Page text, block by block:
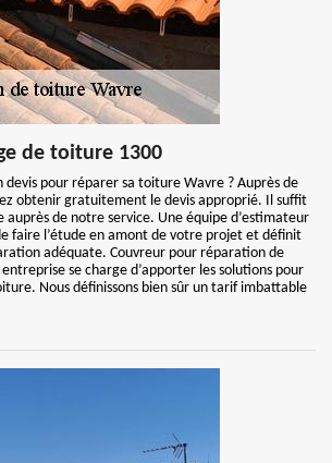
de toiture 1300
devis pour réparer sa toiture Wavre ? Auprès de
obtenir gratuitement le devis approprié. Il suffit
de notre service. Une équipe d’estimateur
faire l’étude en amont de votre projet et définit
adéquate. Couvreur pour réparation de
se charge d’apporter les solutions pour
Nous définissons bien sûr un tarif imbattable